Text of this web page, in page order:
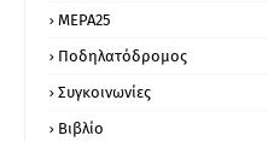
ΜΕΡΑ25
Ποδηλατόδρομος
Συγκοινωνίες
Βιβλίο